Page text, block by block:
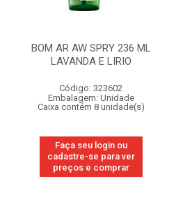
BOM AR AW SPRY 236 ML
LAVANDA E LIRIO
Código: 323602
Embalagem: Unidade
Caixa contém 8 unidade(s)
Faça seu login ou
cadastre-se para ver
preços e comprar